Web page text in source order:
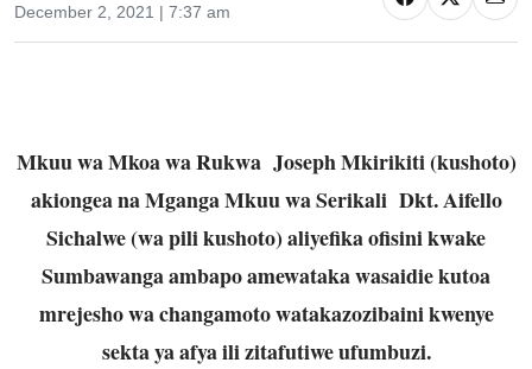
December 2, 2021 | 7:37 am
Mkuu wa Mkoa wa Rukwa Joseph Mkirikiti (kushoto)
akiongea na Mganga Mkuu wa Serikali Dkt. Aifello
Sichalwe (wa pili kushoto) aliyefika ofisini kwake
Sumbawanga ambapo amewataka wasaidie kutoa
mrejesho wa changamoto watakazozibaini kwenye
sekta ya afya ili zitafutiwe ufumbuzi.